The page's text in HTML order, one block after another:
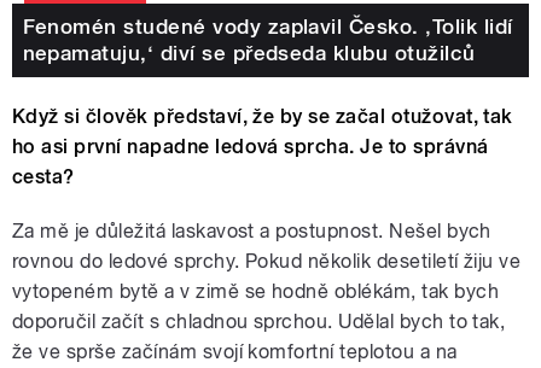
Fenomén studené vody zaplavil Česko. ‚Tolik lidí
nepamatuju,‘ diví se předseda klubu otužilců
Když si člověk představí, že by se začal otužovat, tak
ho asi první napadne ledová sprcha. Je to správná
cesta?
Za mě je důležitá laskavost a postupnost. Nešel bych
rovnou do ledové sprchy. Pokud několik desetiletí žiju ve
vytopeném bytě a v zimě se hodně oblékám, tak bych
doporučil začít s chladnou sprchou. Udělal bych to tak,
že ve sprše začínám svojí komfortní teplotou a na